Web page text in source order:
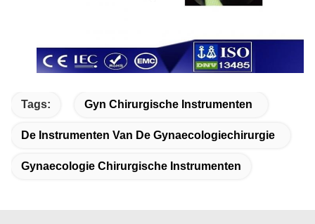
Tags: Gyn Chirurgische Instrumenten
De Instrumenten Van De Gynaecologiechirurgie
Gynaecologie Chirurgische Instrumenten